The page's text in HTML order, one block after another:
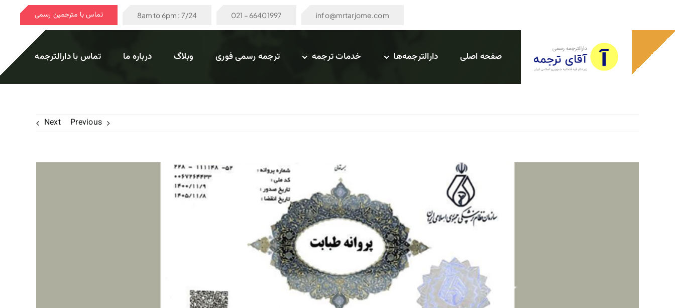
content
info@mrtarjome.com
66401997 – 021
7/24 : 8am to 6pm تماس با مترجمین رسمی
صفحه اصلی دارالترجمه‌ها خدمات ترجمه ترجمه رسمی فوری وبلاگ درباره ما تماس با دارالترجمه
Previous
Next